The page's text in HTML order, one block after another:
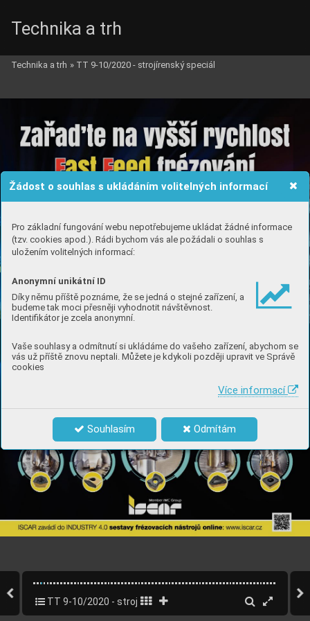
Žádost o souhlas s ukládáním volitelných informací
Pro základní fungování webu nepotřebujeme ukládat žádné informace
(tzv. cookies apod.). Rádi bychom vás ale požádali o souhlas s
uložením volitelných informací:
Anonymní unikátní ID
Díky němu příště poznáme, že se jedná o stejné zařízení, a
budeme tak moci přesněji vyhodnotit návštěvnost.
Identifikátor je zcela anonymní.
Vaše souhlasy a odmítnutí si ukládáme do vašeho zařízení, abychom se
vás už příště znovu neptali. Můžete je kdykoli později upravit ve Správě
cookies
Více informací
Souhlasím Odmítám
Technika a trh
Technika a trh » TT 9-10/2020 - strojírenský speciál
TT 9-10/2020 - strojírenský speciál